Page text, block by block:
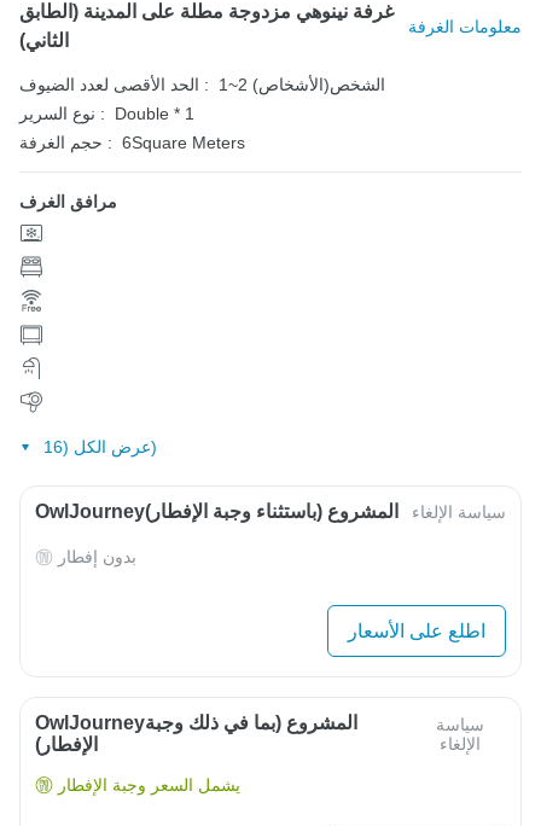
غرفة نينوهي مزدوجة مطلة على المدينة (الطابق
الثاني)
معلومات الغرفة
الحد الأقصى لعدد الضيوف :
1~2 الشخص(الأشخاص)
نوع السرير :
Double * 1
حجم الغرفة : 6Square Meters
مرافق الغرف
عرض الكل (16)
OwlJourneyالمشروع (باستثناء وجبة الإفطار) سياسة الإلغاء
بدون إفطار
اطلع على الأسعار
OwlJourneyالمشروع (بما في ذلك وجبة
الإفطار)
سياسة
الإلغاء
يشمل السعر وجبة الإفطار